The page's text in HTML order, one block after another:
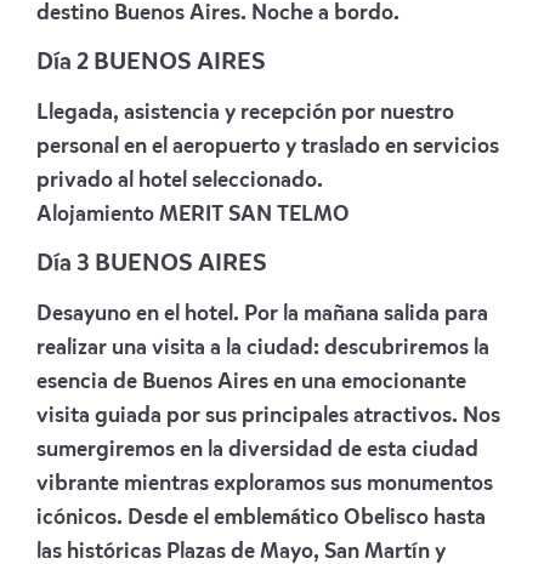
destino Buenos Aires. Noche a bordo.
Día 2 BUENOS AIRES
Llegada, asistencia y recepción por nuestro
personal en el aeropuerto y traslado en servicios
privado al hotel seleccionado.
Alojamiento MERIT SAN TELMO
Día 3 BUENOS AIRES
Desayuno en el hotel. Por la mañana salida para
realizar una visita a la ciudad: descubriremos la
esencia de Buenos Aires en una emocionante
visita guiada por sus principales atractivos. Nos
sumergiremos en la diversidad de esta ciudad
vibrante mientras exploramos sus monumentos
icónicos. Desde el emblemático Obelisco hasta
las históricas Plazas de Mayo, San Martín y